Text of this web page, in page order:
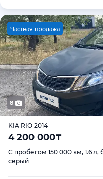
Частная продажа
8
KIA RIO 2014
4 200 000₸
С пробегом 150 000 км, 1.6 л,
серый